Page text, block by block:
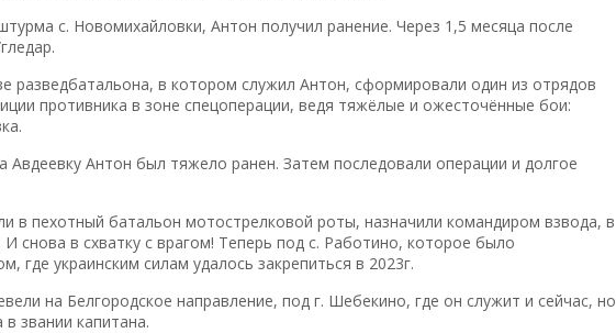
с. Новомихайловки, Антон получил ранение. Через 1,5 месяца после
разведбатальона, в котором служил Антон, сформировали один из отрядов
противника в зоне спецоперации, ведя тяжёлые и ожесточённые бои:
Авдеевку Антон был тяжело ранен. Затем последовали операции и долгое
в пехотный батальон мотострелковой роты, назначили командиром взвода, в
снова в схватку с врагом! Теперь под с. Работино, которое было
где украинским силам удалось закрепиться в 2023г.
на Белгородское направление, под г. Шебекино, где он служит и сейчас, но
звании капитана.